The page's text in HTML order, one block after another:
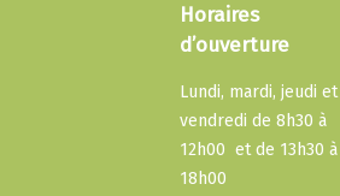
Horaires
d’ouverture
Lundi, mardi, jeudi et
vendredi de 8h30 à
12h00 et de 13h30 à
18h00